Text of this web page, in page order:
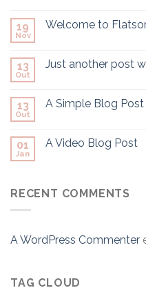
19
Nov
Welcome to
13
Out
Just another post
13
Out
A Simple Blog Post
01
Jan
A Video Blog Post
RECENT COMMENTS
A WordPress Commenter
TAG CLOUD